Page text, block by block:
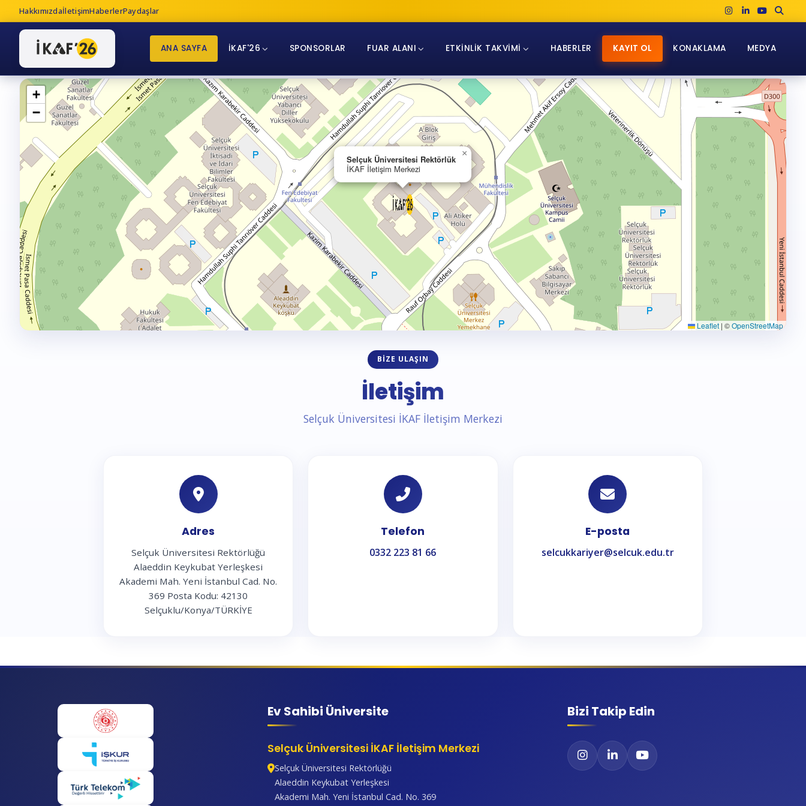
HakkımızdaİletişimHaberlerPaydaşlar
ANA SAYFA İKAF'26 SPONSORLAR FUAR ALANI ETKINLIK TAKVIMI HABERLER KAYIT OL KONAKLAMA MEDYA
Selçuk Üniversitesi Rektörlük
İKAF İletişim Merkezi
×
+
−
Leaflet | ©OpenStreetMap
BIZE ULAŞIN
İletişim
Selçuk Üniversitesi İKAF İletişim Merkezi
Adres
Selçuk Üniversitesi Rektörlüğü
Alaeddin Keykubat Yerleşkesi
Akademi Mah. Yeni İstanbul Cad. No.
369 Posta Kodu: 42130
Selçuklu/Konya/TÜRKİYE
Telefon
0332 223 81 66
E-posta
selcukkariyer@selcuk.edu.tr
Ev Sahibi Üniversite
Selçuk Üniversitesi İKAF İletişim Merkezi
Selçuk Üniversitesi Rektörlüğü
Alaeddin Keykubat Yerleşkesi
Akademi Mah. Yeni İstanbul Cad. No. 369
Bizi Takip Edin